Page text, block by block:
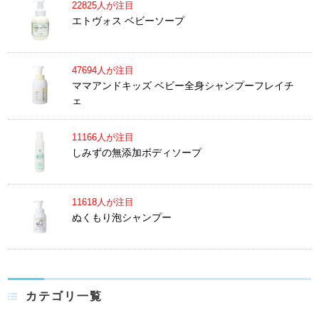
22825人が注目
エトヴォス ベビーソープ
47694人が注目
ママアンドキッズ ベビー全身シャンプーフレイチ
ェ
11166人が注目
しみずの無添加ボディソープ
11618人が注目
ぬくもり泡シャンプー
カテゴリ一覧